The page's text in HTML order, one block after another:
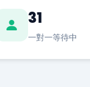
31
一對一等待中